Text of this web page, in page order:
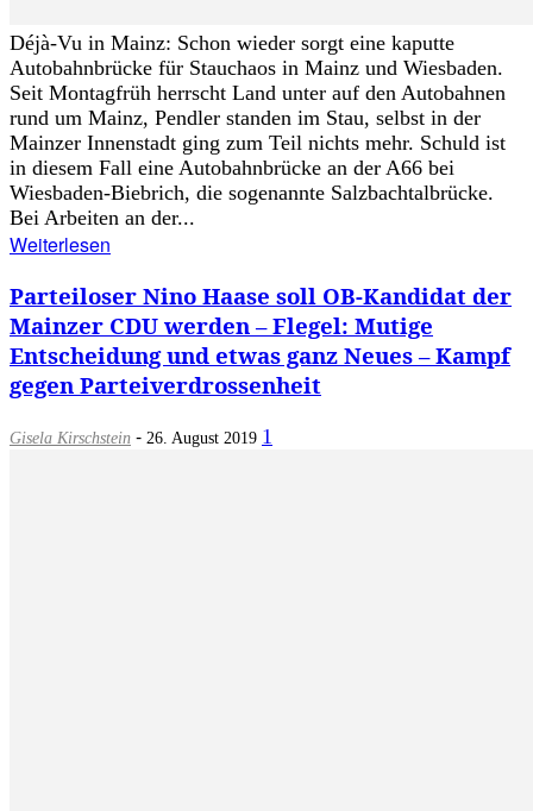
Déjà-Vu in Mainz: Schon wieder sorgt eine kaputte
Autobahnbrücke für Stauchaos in Mainz und Wiesbaden.
Seit Montagfrüh herrscht Land unter auf den Autobahnen
rund um Mainz, Pendler standen im Stau, selbst in der
Mainzer Innenstadt ging zum Teil nichts mehr. Schuld ist
in diesem Fall eine Autobahnbrücke an der A66 bei
Wiesbaden-Biebrich, die sogenannte Salzbachtalbrücke.
Bei Arbeiten an der...
Weiterlesen
Parteiloser Nino Haase soll OB-Kandidat der
Mainzer CDU werden – Flegel: Mutige
Entscheidung und etwas ganz Neues – Kampf
gegen Parteiverdrossenheit
Gisela Kirschstein - 26. August 2019 1